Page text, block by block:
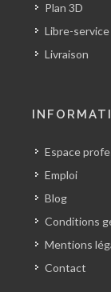
Plan 3D
Libre-service
Livraison
Espace
Emploi
Blog
Conditions
Mentions
Contact